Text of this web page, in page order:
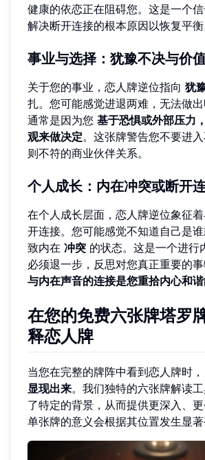
健康的依恋正在阻碍您。这是一个
解决断开连接的根本原因以恢复平衡
事业与选择：犹豫不决与价
关于您的事业，恋人牌逆位指向 犹
扎。您可能感觉进退两难，无法做
通常是因为您 基于恐惧或外部压力
观来做决定。这张牌警告您不要进
则不符的商业伙伴关系。
个人成长：内在冲突或断开
在个人成长层面，恋人牌逆位象征
开连接。您可能感觉不知道自己是
致内在 冲突 的状态。这是一个进行
必须退一步，反思对您真正重要的事
与内在声音的连接是您重拾内心和
在您的免费六张牌塔罗
释恋人牌
当您在完整的牌阵中看到恋人牌时，
显现出来。我们独特的六张牌解读
了特定的背景，从而提供更深入、更
单张牌的意义会根据其位置发生显著